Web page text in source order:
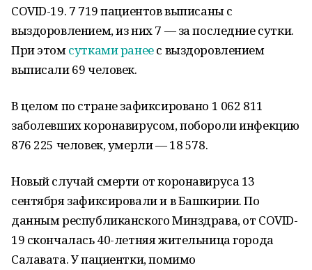
COVID-19. 7 719 пациентов выписаны с
выздоровлением, из них 7 — за последние сутки.
При этомсутками ранеес выздоровлением
выписали 69 человек.
В целом по стране зафиксировано 1 062 811
заболевших коронавирусом, побороли инфекцию
876 225 человек, умерли — 18 578.
Новый случай смерти от коронавируса 13
сентября зафиксировали и в Башкирии. По
данным республиканского Минздрава, от COVID-
19 скончалась 40-летняя жительница города
Салавата. У пациентки, помимо